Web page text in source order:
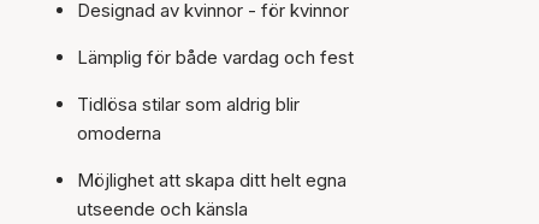
Designad av kvinnor - för kvinnor
Lämplig för både vardag och fest
Tidlösa stilar som aldrig blir
omoderna
Möjlighet att skapa ditt helt egna
utseende och känsla